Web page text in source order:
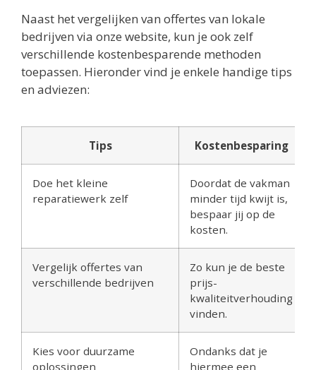
Naast het vergelijken van offertes van lokale
bedrijven via onze website, kun je ook zelf
verschillende kostenbesparende methoden
toepassen. Hieronder vind je enkele handige tips
en adviezen:
Tips Kostenbesparing
Doe het kleine
reparatiewerk zelf
Doordat de vakman
minder tijd kwijt is,
bespaar jij op de
kosten.
Vergelijk offertes van
verschillende bedrijven
Zo kun je de beste
prijs-
kwaliteitverhouding
vinden.
Kies voor duurzame
oplossingen
Ondanks dat je
hiermee een